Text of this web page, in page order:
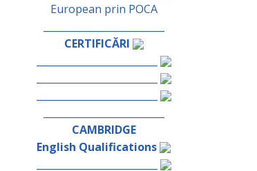
European prin POCA
CERTIFICĂRI
CAMBRIDGE
English Qualifications